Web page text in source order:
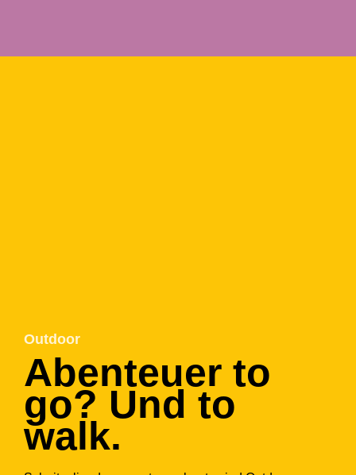
Outdoor
Abenteuer to
go? Und to
walk.